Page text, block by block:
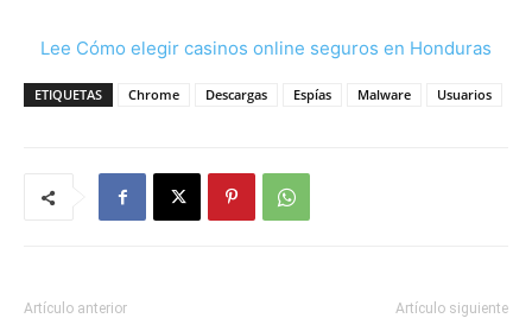
Lee Cómo elegir casinos online seguros en Honduras
ETIQUETAS Chrome Descargas Espías Malware Usuarios
Artículo anterior Artículo siguiente